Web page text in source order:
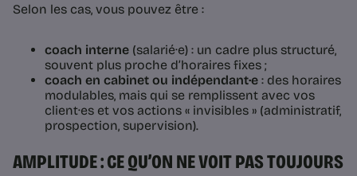
Selon les cas, vous pouvez être :
coach interne (salarié·e) : un cadre plus structuré,
souvent plus proche d’horaires fixes ;
coach en cabinet ou indépendant·e : des horaires
modulables, mais qui se remplissent avec vos
client·es et vos actions « invisibles » (administratif,
prospection, supervision).
AMPLITUDE : CE QU’ON NE VOIT PAS TOUJOURS